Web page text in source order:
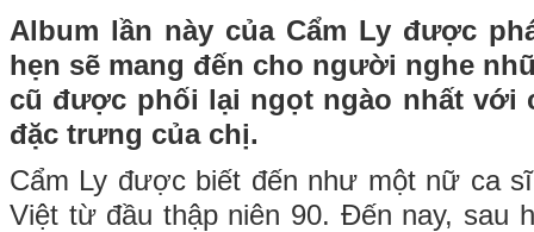
Album lần này của Cẩm Ly được
hẹn sẽ mang đến cho người nghe
cũ được phối lại ngọt ngào nhất với
đặc trưng của chị.
Cẩm Ly được biết đến như một nữ ca
Việt từ đầu thập niên 90. Đến nay, sau